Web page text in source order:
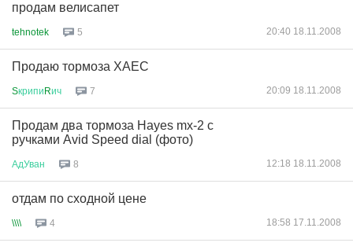
продам велисапет
tehnotek 5 20:40 18.11.2008
Продаю тормоза ХАЕС
SкрипиRич 7 20:09 18.11.2008
Продам два тормоза Hayes mx-2 с
ручками Avid Speed dial (фото)
АдУван 8 12:18 18.11.2008
отдам по сходной цене
\\\\ 4 18:58 17.11.2008